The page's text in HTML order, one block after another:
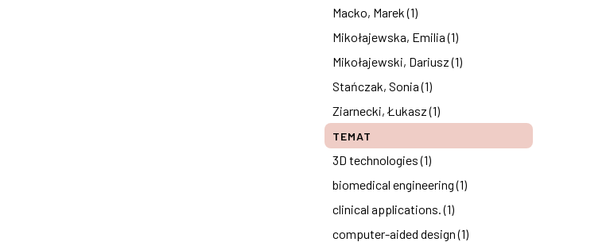
Macko, Marek (1)
Mikołajewska, Emilia (1)
Mikołajewski, Dariusz (1)
Stańczak, Sonia (1)
Ziarnecki, Łukasz (1)
TEMAT
3D technologies (1)
biomedical engineering (1)
clinical applications. (1)
computer-aided design (1)